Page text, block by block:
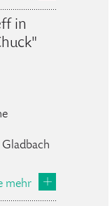
in
Gladbach
mehr